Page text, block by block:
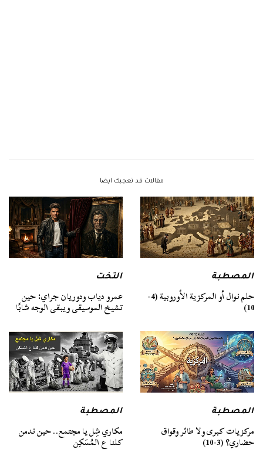
مقالات قد تعجبك ايضا
المصطبة
حلم نوال أو المركزية الأوروبية (4-
10)
التخت
عمرو دياب ودوريان جراي: حين
تشيخ الموسيقى ويبقى الوجه شابًا
المصطبة
مركزيات كبرى ولا طائر وقواق
حضاري؟ (3-10)
المصطبة
مكاري شِل يا مجتمع.. حين ندمن
كلنا ع المُسَكِن